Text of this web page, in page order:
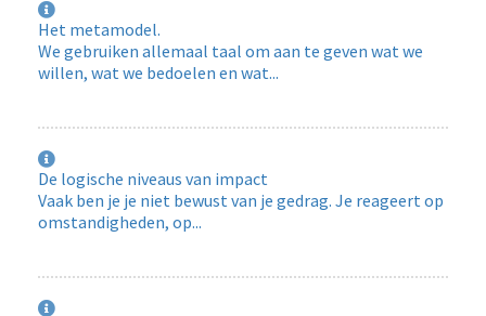
Het metamodel.
We gebruiken allemaal taal om aan te geven wat we
willen, wat we bedoelen en wat...
De logische niveaus van impact
Vaak ben je je niet bewust van je gedrag. Je reageert op
omstandigheden, op...